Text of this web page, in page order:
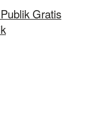
Gratis